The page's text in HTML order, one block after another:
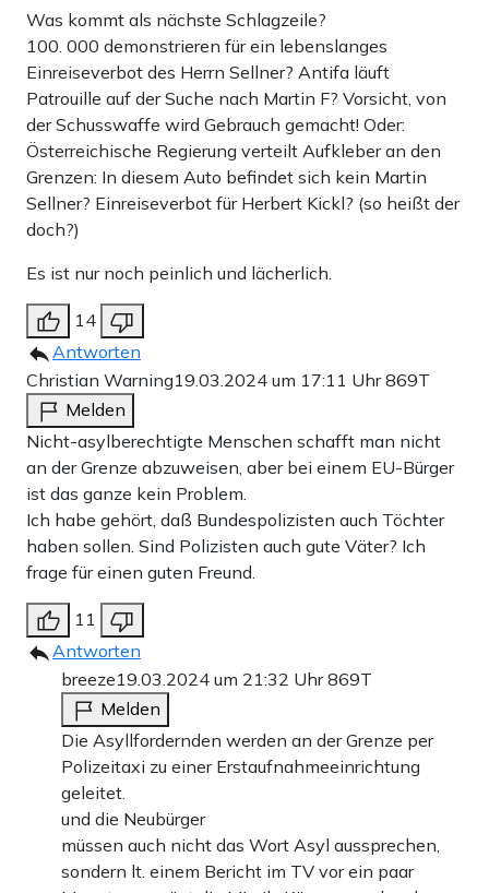
Was kommt als nächste Schlagzeile?
100. 000 demonstrieren für ein lebenslanges
Einreiseverbot des Herrn Sellner? Antifa läuft
Patrouille auf der Suche nach Martin F? Vorsicht, von
der Schusswaffe wird Gebrauch gemacht! Oder:
Österreichische Regierung verteilt Aufkleber an den
Grenzen: In diesem Auto befindet sich kein Martin
Sellner? Einreiseverbot für Herbert Kickl? (so heißt der
doch?)
Es ist nur noch peinlich und lächerlich.
14
Antworten
Christian Warning19.03.2024 um 17:11 Uhr869T
Melden
Nicht-asylberechtigte Menschen schafft man nicht
an der Grenze abzuweisen, aber bei einem EU-Bürger
ist das ganze kein Problem.
Ich habe gehört, daß Bundespolizisten auch Töchter
haben sollen. Sind Polizisten auch gute Väter? Ich
frage für einen guten Freund.
11
Antworten
breeze19.03.2024 um 21:32 Uhr869T
Melden
Die Asyllfordernden werden an der Grenze per
Polizeitaxi zu einer Erstaufnahmeeinrichtung
geleitet.
und die Neubürger
müssen auch nicht das Wort Asyl aussprechen,
sondern lt. einem Bericht im TV vor ein paar